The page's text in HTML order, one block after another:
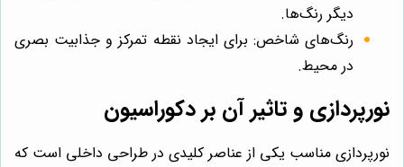
دیگر رنگ‌ها.
رنگ‌های شاخص: برای ایجاد نقطه تمرکز و جذابیت بصری
در محیط.
نورپردازی و تاثیر آن بر دکوراسیون
نورپردازی مناسب یکی از عناصر کلیدی در طراحی داخلی است که